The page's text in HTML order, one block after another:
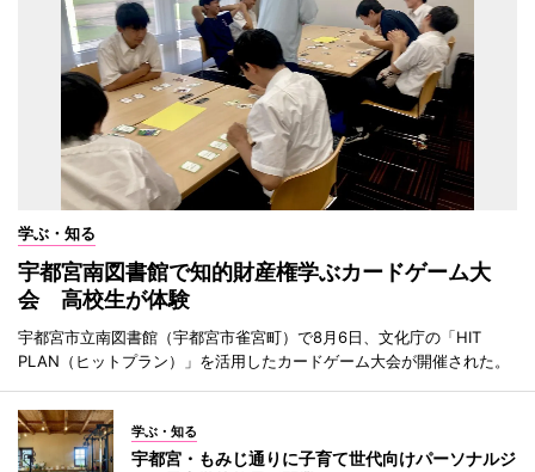
学ぶ・知る
宇都宮南図書館で知的財産権学ぶカードゲーム大
会 高校生が体験
宇都宮市立南図書館（宇都宮市雀宮町）で8月6日、文化庁の「HIT
PLAN（ヒットプラン）」を活用したカードゲーム大会が開催された。
学ぶ・知る
宇都宮・もみじ通りに子育て世代向けパーソナルジ